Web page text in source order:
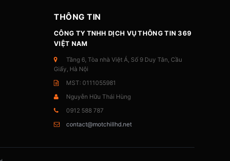
THÔNG TIN
CÔNG TY TNHH DỊCH VỤ THÔNG TIN 369
VIỆT NAM
Tầng 6, Tòa nhà Việt Á, Số 9 Duy Tân, Cầu
Giấy, Hà Nội
MST: 0111055981
Nguyễn Hữu Thái Hùng
0912 588 787
contact@motchillhd.net